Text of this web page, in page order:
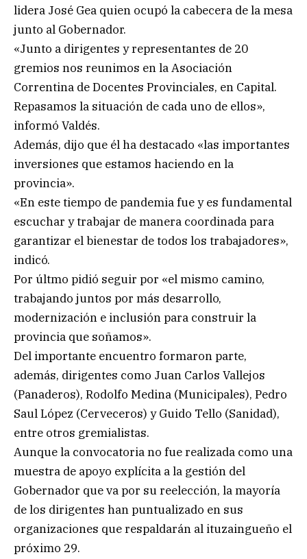
lidera José Gea quien ocupó la cabecera de la mesa
junto al Gobernador.
«Junto a dirigentes y representantes de 20
gremios nos reunimos en la Asociación
Correntina de Docentes Provinciales, en Capital.
Repasamos la situación de cada uno de ellos»,
informó Valdés.
Además, dijo que él ha destacado «las importantes
inversiones que estamos haciendo en la
provincia».
«En este tiempo de pandemia fue y es fundamental
escuchar y trabajar de manera coordinada para
garantizar el bienestar de todos los trabajadores»,
indicó.
Por últmo pidió seguir por «el mismo camino,
trabajando juntos por más desarrollo,
modernización e inclusión para construir la
provincia que soñamos».
Del importante encuentro formaron parte,
además, dirigentes como Juan Carlos Vallejos
(Panaderos), Rodolfo Medina (Municipales), Pedro
Saul López (Cerveceros) y Guido Tello (Sanidad),
entre otros gremialistas.
Aunque la convocatoria no fue realizada como una
muestra de apoyo explícita a la gestión del
Gobernador que va por su reelección, la mayoría
de los dirigentes han puntualizado en sus
organizaciones que respaldarán al ituzaingueño el
próximo 29.